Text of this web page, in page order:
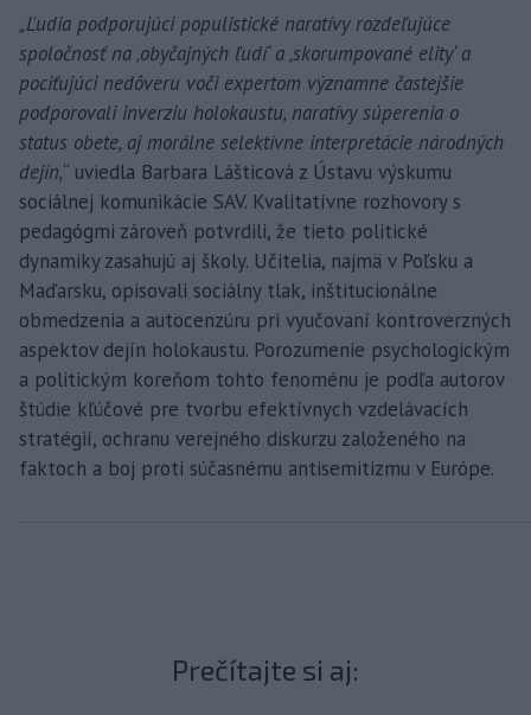
„Ľudia podporujúci populistické naratívy rozdeľujúce
spoločnosť na ‚obyčajných ľudí‘ a ‚skorumpované elity‘ a
pociťujúci nedôveru voči expertom významne častejšie
podporovali inverziu holokaustu, naratívy súperenia o
status obete, aj morálne selektívne interpretácie národných
dejín,“ uviedla Barbara Lášticová z Ústavu výskumu
sociálnej komunikácie SAV. Kvalitatívne rozhovory s
pedagógmi zároveň potvrdili, že tieto politické
dynamiky zasahujú aj školy. Učitelia, najmä v Poľsku a
Maďarsku, opisovali sociálny tlak, inštitucionálne
obmedzenia a autocenzúru pri vyučovaní kontroverzných
aspektov dejín holokaustu. Porozumenie psychologickým
a politickým koreňom tohto fenoménu je podľa autorov
štúdie kľúčové pre tvorbu efektívnych vzdelávacích
stratégií, ochranu verejného diskurzu založeného na
faktoch a boj proti súčasnému antisemitizmu v Európe.
Prečítajte si aj: